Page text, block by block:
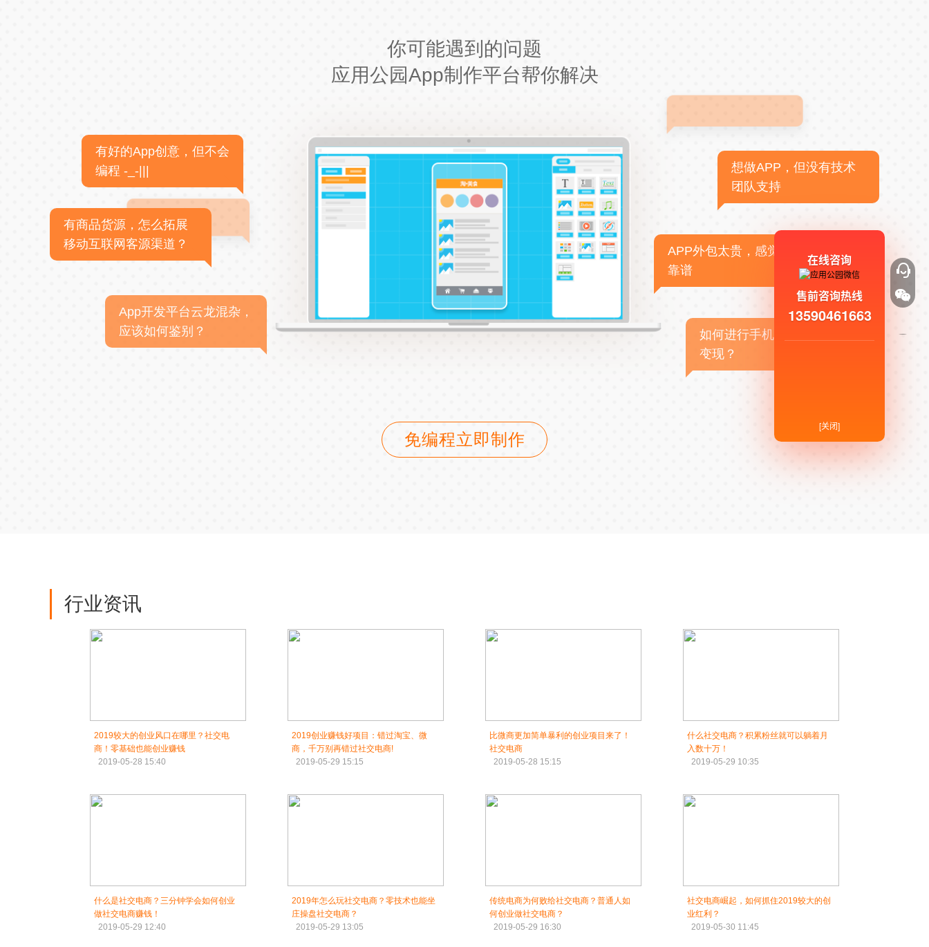
你可能遇到的问题
应用公园App制作平台帮你解决
有好的App创意，但不会
编程 -_-|||
有商品货源，怎么拓展
移动互联网客源渠道？
App开发平台云龙混杂，
应该如何鉴别？
想做APP，但没有技术
团队支持
APP外包太贵，感觉不
靠谱
如何进行手机APP商业
变现？
免编程立即制作
行业资讯
2019较大的创业风口在哪里？社交电
商！零基础也能创业赚钱
2019-05-28 15:40
2019创业赚钱好项目：错过淘宝、微
商，千万别再错过社交电商!
2019-05-29 15:15
比微商更加简单暴利的创业项目来了！
社交电商
2019-05-28 15:15
什么社交电商？积累粉丝就可以躺着月
入数十万！
2019-05-29 10:35
什么是社交电商？三分钟学会如何创业
做社交电商赚钱！
2019-05-29 12:40
2019年怎么玩社交电商？零技术也能坐
庄操盘社交电商？
2019-05-29 13:05
传统电商为何败给社交电商？普通人如
何创业做社交电商？
2019-05-29 16:30
社交电商崛起，如何抓住2019较大的创
业红利？
2019-05-30 11:45
在线咨询
售前咨询热线
13590461663
[关闭]